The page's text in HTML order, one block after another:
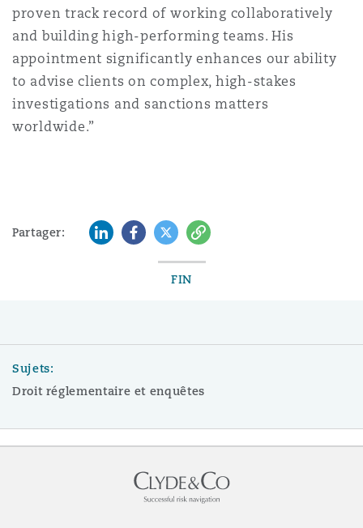
proven track record of working collaboratively
and building high-performing teams. His
appointment significantly enhances our ability
to advise clients on complex, high-stakes
investigations and sanctions matters
worldwide.”
Partager: LinkedInFacebook
TwitterCopy
FIN
Sujets:
Droit réglementaire et enquêtes